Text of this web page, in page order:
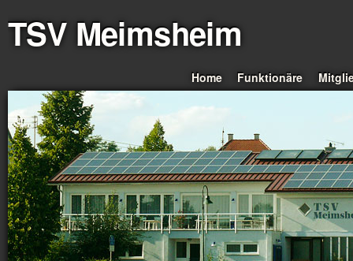
TSV Meimsheim
Home Funktionäre